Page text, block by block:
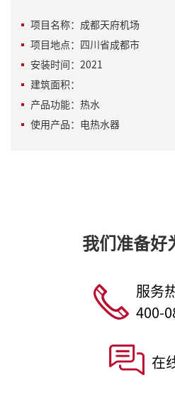
项目名称：成都天府机场
项目地点：四川省成都市
安装时间：2021
建筑面积：
产品功能：热水
使用产品：电热水器
我们准备好
服务
400-
在